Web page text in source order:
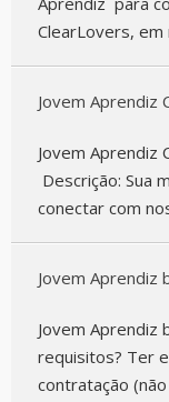
ClearLovers,
Jovem Aprendiz
Jovem Aprendiz
Descrição: Sua
conectar com
Jovem Aprendiz
Jovem Aprendiz
requisitos? Ter
contratação